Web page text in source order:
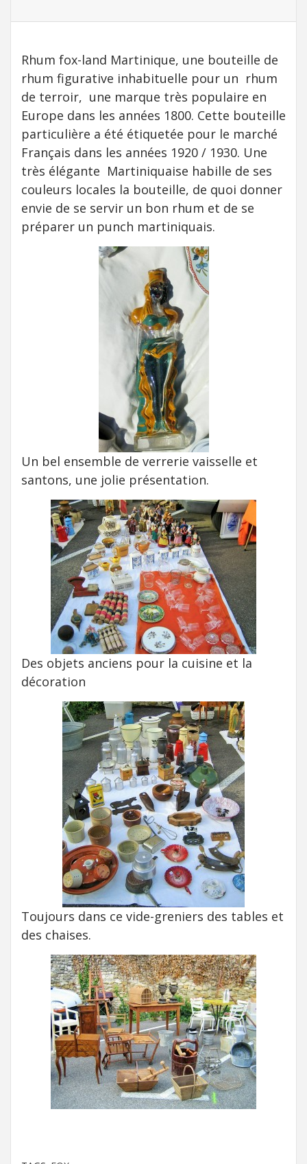
Rhum fox-land Martinique, une bouteille de
rhum figurative inhabituelle pour un rhum
de terroir, une marque très populaire en
Europe dans les années 1800. Cette bouteille
particulière a été étiquetée pour le marché
Français dans les années 1920 / 1930. Une
très élégante Martiniquaise habille de ses
couleurs locales la bouteille, de quoi donner
envie de se servir un bon rhum et de se
préparer un punch martiniquais.
Un bel ensemble de verrerie vaisselle et
santons, une jolie présentation.
Des objets anciens pour la cuisine et la
décoration
Toujours dans ce vide-greniers des tables et
des chaises.